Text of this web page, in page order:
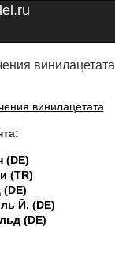
винилацетата
(DE)
(TR)
Й. (DE)
(DE)